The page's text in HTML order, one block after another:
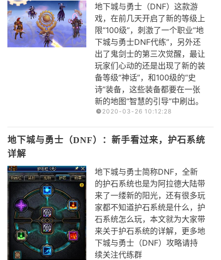
​地下城与勇士（DNF）这款游
戏，在前几天开启了新的等级上
限“100级”，刺激了一个职业“地
下城与勇士DNF代练”，另外还
出了鬼剑士的第三次觉醒，最让
玩家们心动的还是出现了新的装
备等级“神话”，和100级的“史
诗”装备，这些装备都要在一张
新的地图“智慧的引导”中刷出。
2020-03-26 10:12:28
地下城与勇士（DNF）：新手看过来，护石系统
详解
地下城与勇士简称DNF，全新
的护石系统也是为阿拉德大陆带
来了一缕新的阳光，还有很多玩
家都不知道护石系统是什么，护
石系统怎么玩，本文就为大家带
来关于护石系统的详解，更多地
下城与勇士（DNF）攻略请持
续关注代练群